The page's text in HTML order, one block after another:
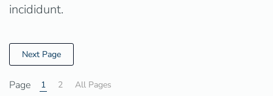
incididunt.
Next Page
Page 1 2 All Pages